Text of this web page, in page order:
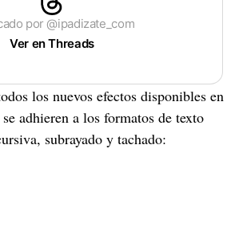
por @ipadizate_com
Ver en Threads
los nuevos efectos disponibles en
adhieren a los formatos de texto
subrayado y tachado: